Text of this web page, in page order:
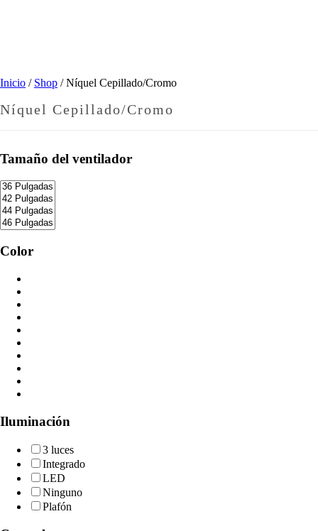
Inicio / Shop /Níquel Cepillado/Cromo
Níquel Cepillado/Cromo
Tamaño del ventilador
Color
Iluminación
3 luces
Integrado
LED
Ninguno
Plafón